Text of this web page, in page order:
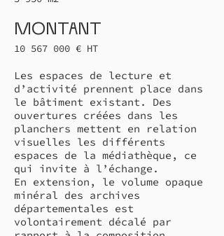
Montant
10 567 000 € HT
Les espaces de lecture et
d’activité prennent place dans
le bâtiment existant. Des
ouvertures créées dans les
planchers mettent en relation
visuelles les différents
espaces de la médiathèque, ce
qui invite à l’échange.
En extension, le volume opaque
minéral des archives
départementales est
volontairement décalé par